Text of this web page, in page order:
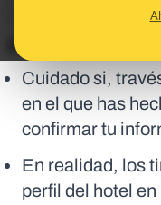
En corto:
Cuidado si,
en el que has
confirmar tu
En realidad, los
perfil del hotel